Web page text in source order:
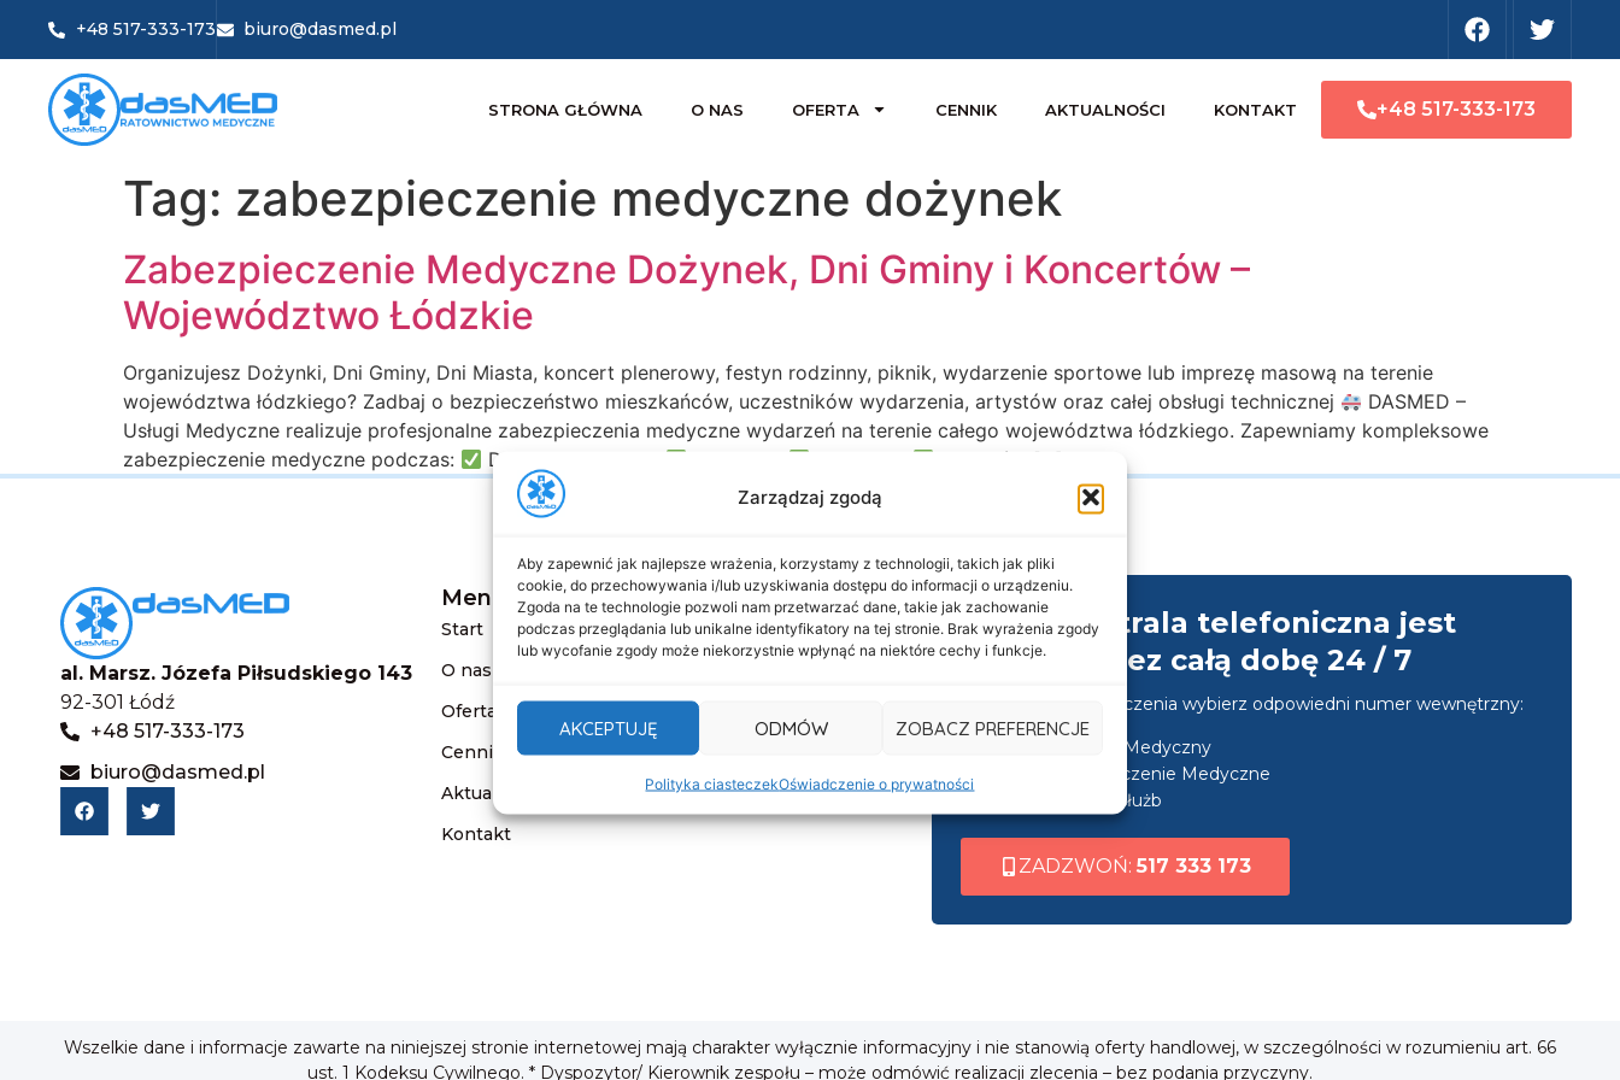
Zarządzaj zgodą
Aby zapewnić jak najlepsze wrażenia, korzystamy z technologii, takich jak pliki
cookie, do przechowywania i/lub uzyskiwania dostępu do informacji o urządzeniu.
Zgoda na te technologie pozwoli nam przetwarzać dane, takie jak zachowanie
podczas przeglądania lub unikalne identyfikatory na tej stronie. Brak wyrażenia zgody
lub wycofanie zgody może niekorzystnie wpłynąć na niektóre cechy i funkcje.
AKCEPTUJĘ ODMÓW ZOBACZ PREFERENCJE
Polityka ciasteczekOświadczenie o prywatności
+48 517-333-173 biuro@dasmed.pl
STRONA GŁÓWNA O NAS OFERTA CENNIK AKTUALNOŚCI KONTAKT +48 517-333-173
Tag: zabezpieczenie medyczne dożynek
Zabezpieczenie Medyczne Dożynek, Dni Gminy i Koncertów –
Województwo Łódzkie
Organizujesz Dożynki, Dni Gminy, Dni Miasta, koncert plenerowy, festyn rodzinny, piknik, wydarzenie sportowe lub imprezę masową na terenie
województwa łódzkiego? Zadbaj o bezpieczeństwo mieszkańców, uczestników wydarzenia, artystów oraz całej obsługi technicznej
DASMED –
Usługi Medyczne realizuje profesjonalne zabezpieczenia medyczne wydarzeń na terenie całego województwa łódzkiego. Zapewniamy kompleksowe
zabezpieczenie medyczne podczas:
Dożynek Gminnych Festynów […]
al. Marsz. Józefa Piłsudskiego 143
92-301 Łódź
+48 517-333-173
biuro@dasmed.pl
Menu
Start
O nas
Oferta
Cennik
Aktualności
Kontakt
Informacje
Deklaracja dostępności
Polityka prywatności
Cookies
Nasza centrala telefoniczna jest
czynna przez całą dobę 24 / 7
Po nawiązaniu połączenia wybierz odpowiedni numer wewnętrzny:
wew. 1 ➜ Transport Medyczny
wew. 2 ➜ Zabezpieczenie Medyczne
wew. 3 ➜ Obsługa służb
ZADZWOŃ:517 333 173
Wszelkie dane i informacje zawarte na niniejszej stronie internetowej mają charakter wyłącznie informacyjny i nie stanowią oferty handlowej, w szczególności w rozumieniu art. 66
ust. 1 Kodeksu Cywilnego. * Dyspozytor/ Kierownik zespołu – może odmówić realizacji zlecenia – bez podania przyczyny.